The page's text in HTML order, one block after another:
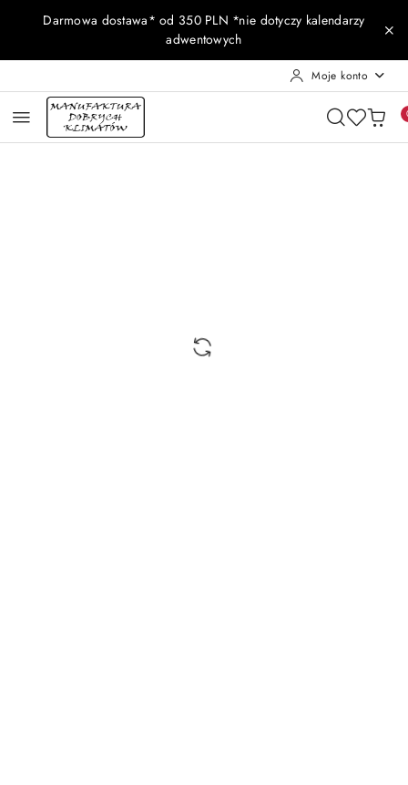
Przejdź do treści głównej
Przejdź do wyszukiwarki
Przejdź do moje konto
Przejdź do menu głównego
Przejdź do opisu produktu
Przejdź do stopki
Darmowa dostawa* od 350 PLN *nie dotyczy kalendarzy
adwentowych
Moje konto